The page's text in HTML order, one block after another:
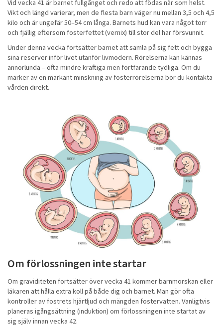
Vid vecka 41 är barnet fullgånget och redo att födas när som helst.
Vikt och längd varierar, men de flesta barn väger nu mellan 3,5 och 4,5
kilo och är ungefär 50–54 cm långa. Barnets hud kan vara något torr
och fjällig eftersom fosterfettet (vernix) till stor del har försvunnit.
Under denna vecka fortsätter barnet att samla på sig fett och bygga
sina reserver inför livet utanför livmodern. Rörelserna kan kännas
annorlunda – ofta mindre kraftiga men fortfarande tydliga. Om du
märker av en markant minskning av fosterrörelserna bör du kontakta
vården direkt.
Om förlossningen inte startar
Om graviditeten fortsätter över vecka 41 kommer barnmorskan eller
läkaren att hålla extra koll på både dig och barnet. Man gör ofta
kontroller av fostrets hjärtljud och mängden fostervatten. Vanligtvis
planeras igångsättning (induktion) om förlossningen inte startat av
sig själv innan vecka 42.